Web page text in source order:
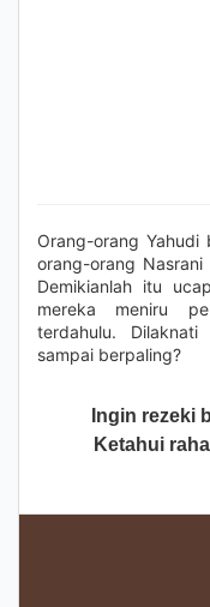
Orang-orang
orang-orang
Demikianlah itu
mereka meniru
terdahulu.
sampai berpaling?
Ingin rezeki
Ketahui